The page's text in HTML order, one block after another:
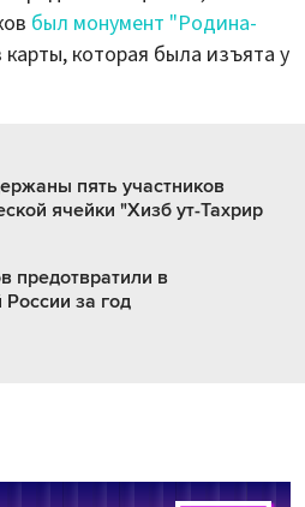
был монумент "Родина-
которая была изъята у
пять участников
ячейки "Хизб ут-Тахрир
предотвратили в
за год